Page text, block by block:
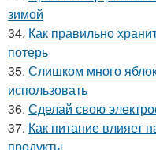
зимой
34. Как правильно
потерь
35. Слишком много
использовать
36. Сделай свою
37. Как питание влияет